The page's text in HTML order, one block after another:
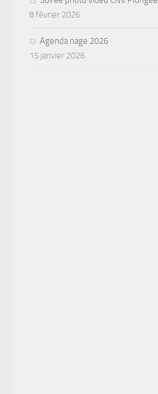
8 février 2026
Agenda nage 2026
15 janvier 2026